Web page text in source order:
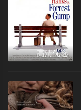
高清优选